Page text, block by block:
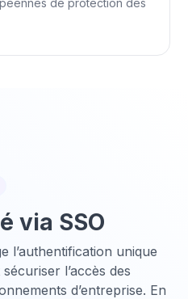
de protection des
via SSO
l’authentification unique
l’accès des
d’entreprise. En